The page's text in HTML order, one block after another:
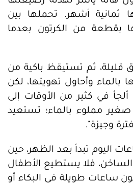
ثمانية أشهر. تحملها بين
بقطعة من الكرتون بعدما
قليلة، ثم تستيقظ باكية من
بالماء وأحاول تهويتها، لكن
في كثير من الأوقات إلى
مملوء بالماء؛ تستعيد
وجيزة".
اليوم تبدأ بعد الظهر، حين
الساخن، فلا يستطيع الأطفال
ساعات طويلة في البكاء أو